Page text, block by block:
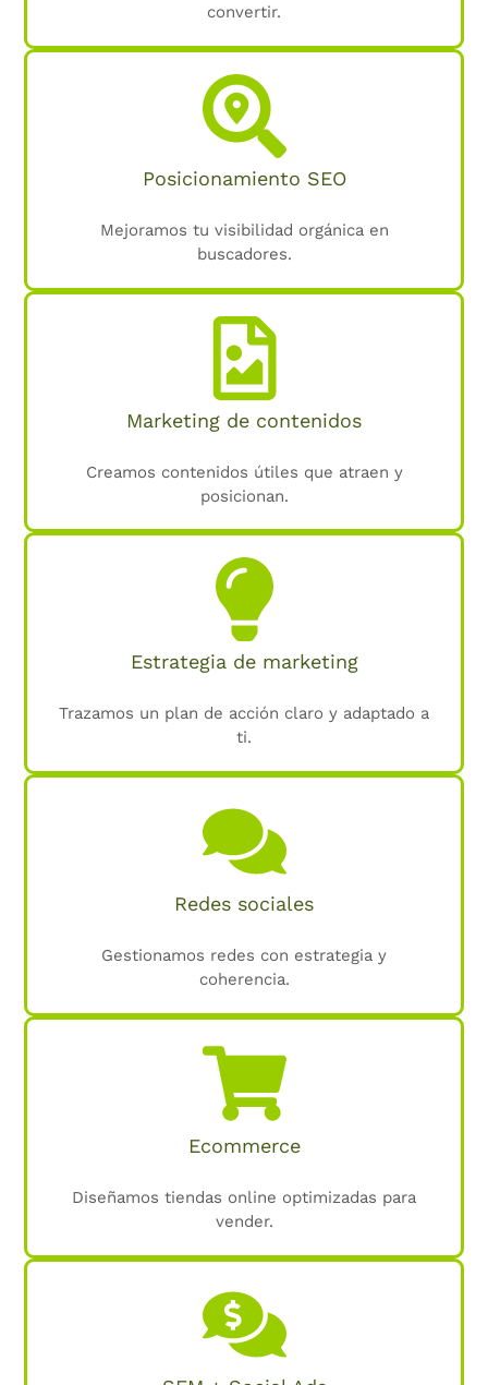
convertir.
Posicionamiento SEO
Mejoramos tu visibilidad orgánica en
buscadores.
Marketing de contenidos
Creamos contenidos útiles que atraen y
posicionan.
Estrategia de marketing
Trazamos un plan de acción claro y adaptado a
ti.
Redes sociales
Gestionamos redes con estrategia y
coherencia.
Ecommerce
Diseñamos tiendas online optimizadas para
vender.